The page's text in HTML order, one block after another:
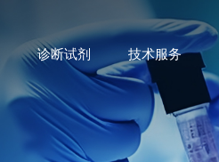
诊断试剂 技术服务